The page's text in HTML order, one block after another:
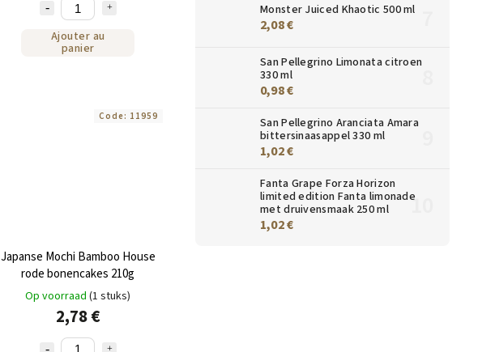
Monster Juiced Khaotic 500 ml
2,08 €
San Pellegrino Limonata citroen
330 ml
0,98 €
San Pellegrino Aranciata Amara
bittersinaasappel 330 ml
1,02 €
Fanta Grape Forza Horizon
limited edition Fanta limonade
met druivensmaak 250 ml
1,02 €
Ajouter au
panier
Japanse Mochi Bamboo House
rode bonencakes 210g
Op voorraad (1 stuks)
2,78 €
Code: 11959